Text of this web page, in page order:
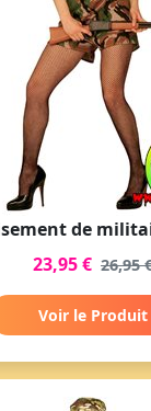
de
23,95 € 26,95
Voir le Produit